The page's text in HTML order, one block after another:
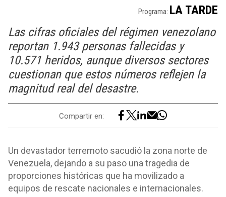
Programa: LA TARDE
Las cifras oficiales del régimen venezolano
reportan 1.943 personas fallecidas y
10.571 heridos, aunque diversos sectores
cuestionan que estos números reflejen la
magnitud real del desastre.
Compartir en:
Un devastador terremoto sacudió la zona norte de
Venezuela, dejando a su paso una tragedia de
proporciones históricas que ha movilizado a
equipos de rescate nacionales e internacionales.